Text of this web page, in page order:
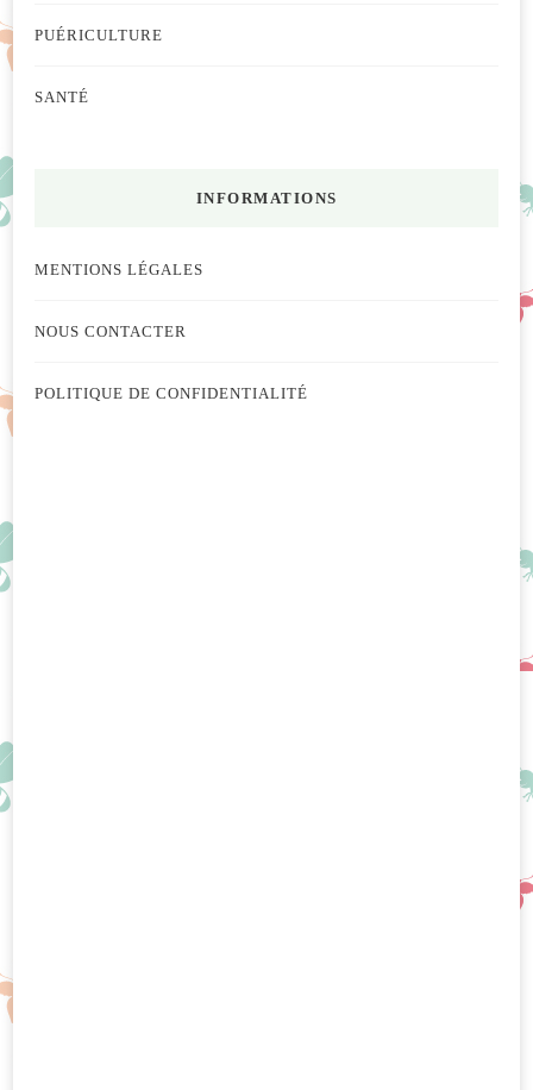
PUÉRICULTURE
SANTÉ
INFORMATIONS
MENTIONS LÉGALES
NOUS CONTACTER
POLITIQUE DE CONFIDENTIALITÉ